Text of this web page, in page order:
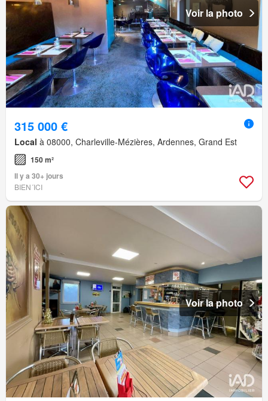
Voir la photo
315 000 €
Local à 08000, Charleville-Mézières, Ardennes, Grand Est
150 m²
Il y a 30+ jours
BIEN´ICI
Voir la photo